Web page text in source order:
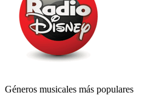
Géneros musicales más populares